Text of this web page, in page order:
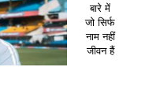
बारे में
जो सिर्फ
नाम नहीं
जीवन हैं